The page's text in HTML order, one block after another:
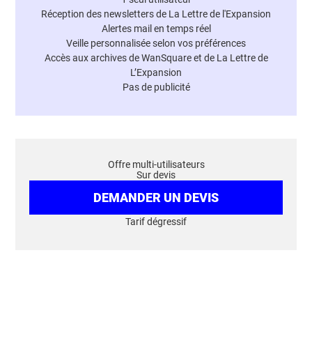
Réception des newsletters de La Lettre de l'Expansion
Alertes mail en temps réel
Veille personnalisée selon vos préférences
Accès aux archives de WanSquare et de La Lettre de
L’Expansion
Pas de publicité
Offre multi-utilisateurs
Sur devis
DEMANDER UN DEVIS
Tarif dégressif